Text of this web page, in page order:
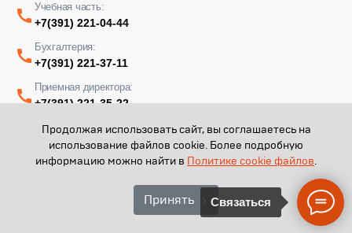
Учебная часть:
+7(391) 221-04-44
Бухгалтерия:
+7(391) 221-37-11
Приемная директора:
+7(391) 221-35-22
Связаться
Продолжая использовать сайт, вы соглашаетесь на
использование файлов cookie. Более подробную
информацию можно найти в Политике cookie файлов.
Принять